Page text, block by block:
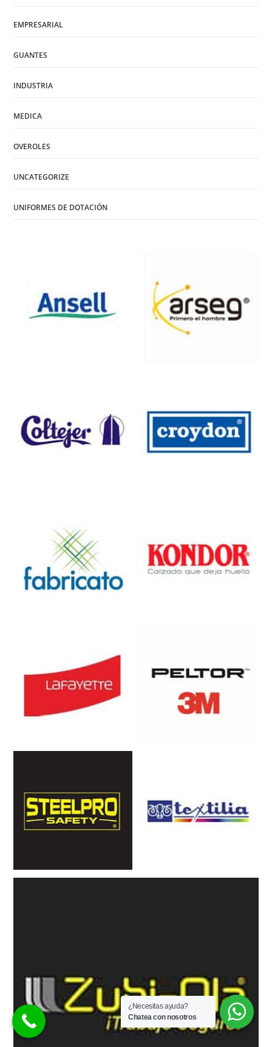
EMPRESARIAL
GUANTES
INDUSTRIA
MEDICA
OVEROLES
UNCATEGORIZE
UNIFORMES DE DOTACIÓN
¿Necesitas ayuda?
Chatea con nosotros